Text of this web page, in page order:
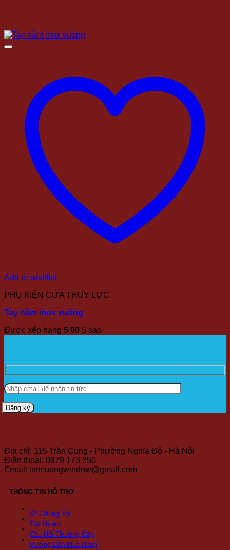
Add to wishlist
PHỤ KIỆN CỬA THỦY LỰC
Tay nắm inox vuông
Được xếp hạng 5.00 5 sao
Địa chỉ: 115 Trần Cung - Phường Nghĩa Đô - Hà Nội
Điện thoại: 0979 173 350
Email: tancuongwindow@gmail.com
THÔNG TIN HỖ TRỢ
Về Chúng Tôi
Tài Khoản
Câu Hỏi Thường Gặp
Hướng Dẫn Mua Hàng